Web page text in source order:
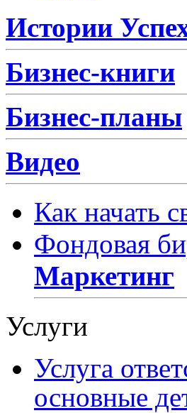
Истории
Бизнес-книги
Бизнес-планы
Видео
Как начать
Фондовая
Маркетинг
Услуги
Услуга
основные